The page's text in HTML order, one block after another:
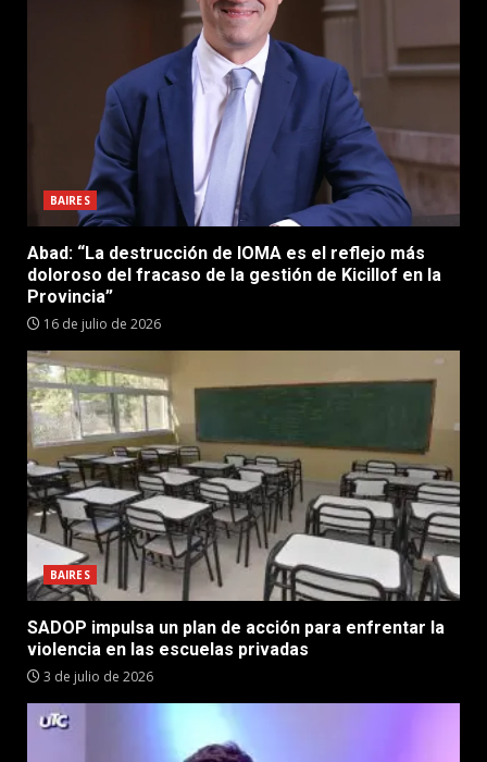
BAIRES
Abad: “La destrucción de IOMA es el reflejo más
doloroso del fracaso de la gestión de Kicillof en la
Provincia”
16 de julio de 2026
BAIRES
SADOP impulsa un plan de acción para enfrentar la
violencia en las escuelas privadas
3 de julio de 2026